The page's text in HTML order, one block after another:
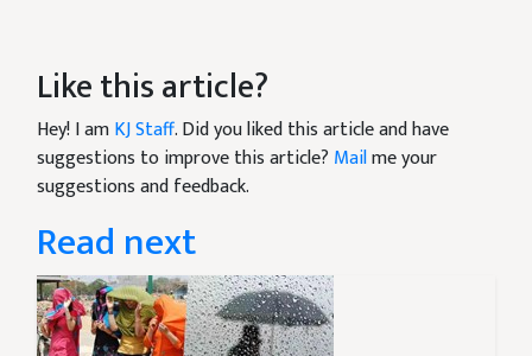
Like this article?
Hey! I amKJ Staff. Did you liked this article and have
suggestions to improve this article? Mailme your
suggestions and feedback.
Read next